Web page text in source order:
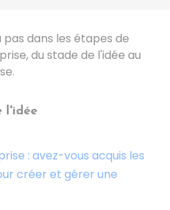
pas dans les étapes de
du stade de l'idée au
l'idée
: avez-vous acquis les
créer et gérer une